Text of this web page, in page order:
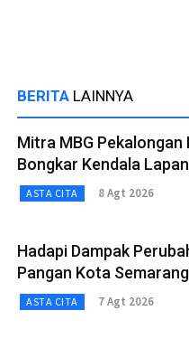
BERITA LAINNYA
Mitra MBG
Bongkar Kendala
ASTA CITA 8 Agt 2026
Hadapi Dampak
Pangan Kota
ASTA CITA 7 Agt 2026